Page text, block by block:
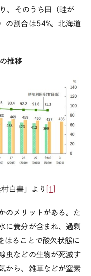
、そのうち田（畦が
の割合は54%。北海道
推移
白書」より [1]
のメリットがある。た
に養分が含まれ、過剰
はることで酸欠状態に
虫などの生物が死滅す
から、雑草などが窒素